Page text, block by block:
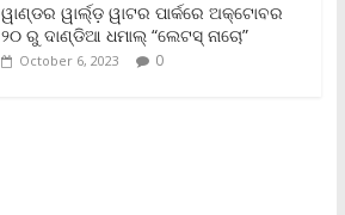
ୱାଣ୍ଡର ୱାର୍ଲ୍‌ଡ଼ ୱାଟର ପାର୍କରେ ଅକ୍ଟୋବର
୨୦ ରୁ ଦାଣ୍ଡିଆ ଧମାଲ୍ “ଲେଟସ୍ ନାଚୋ”
October 6, 2023 0